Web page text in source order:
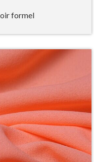
formel